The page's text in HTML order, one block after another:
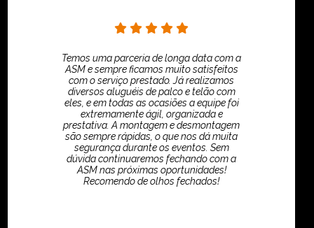
Temos uma parceria de longa data com a
ASM e sempre ficamos muito satisfeitos
com o serviço prestado. Já realizamos
diversos aluguéis de palco e telão com
eles, e em todas as ocasiões a equipe foi
extremamente ágil, organizada e
prestativa. A montagem e desmontagem
são sempre rápidas, o que nos dá muita
segurança durante os eventos. Sem
dúvida continuaremos fechando com a
ASM nas próximas oportunidades!
Recomendo de olhos fechados!